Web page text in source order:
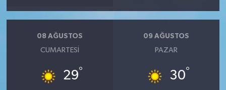
08 AĞUSTOS
CUMARTESI
29°
09 AĞUSTOS
PAZAR
30°